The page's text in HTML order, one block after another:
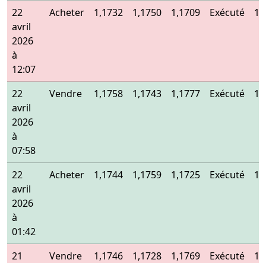
22
avril
2026
à
12:07
Acheter 1,1732 1,1750 1,1709 Exécuté
22
avril
2026
à
07:58
Vendre 1,1758 1,1743 1,1777 Exécuté
22
avril
2026
à
01:42
Acheter 1,1744 1,1759 1,1725 Exécuté
21
Vendre 1,1746 1,1728 1,1769 Exécuté